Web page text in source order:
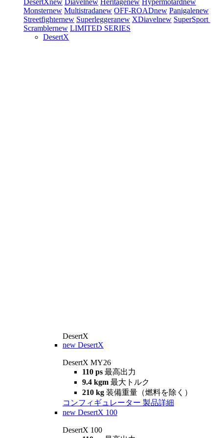
DesertXnew Diavelnew Heritagenew Hypermotardnew
Monsternew Multistradanew OFF-ROADnew Panigalenew
Streetfighternew Superleggeranew XDiavelnew SuperSport
Scramblernew LIMITED SERIES
DesertX
DesertX
new DesertX
DesertX MY26
110 ps 最高出力
9.4 kgm 最大トルク
210 kg 装備重量（燃料を除く）
コンフィギュレーター 製品詳細
new DesertX 100
DesertX 100